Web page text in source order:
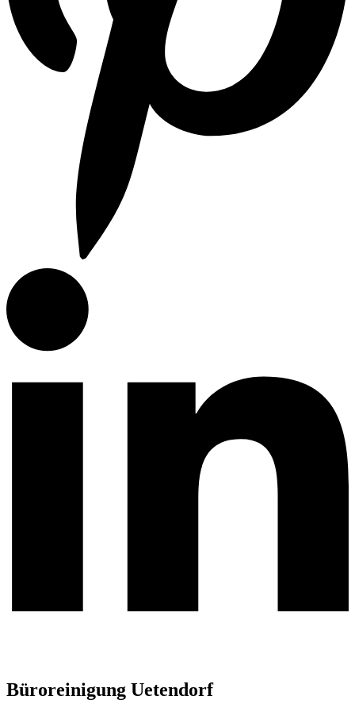
Büroreinigung Uetendorf